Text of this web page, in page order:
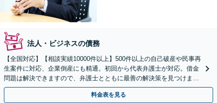
法人・ビジネスの債務
【全国対応】【相談実績10000件以上】500件以上の自己破産や民事再
生案件に対応、企業倒産にも精通。初回から代表弁護士が対応。借金
問題は解決できますので、弁護士とともに最善の解決策を見つけまし
ょう【初回相談無料】【法テラス利用可】
料金表を見る